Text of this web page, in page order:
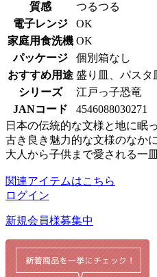
質感
つるつる
電子レンジ
OK
家庭用食洗機 OK
パッケージ
個別箱なし
おすすめ用途 盛り皿、パスタ
シリーズ
江戸っ子恐竜
JANコード
4546088030271
日本の伝統的な文様と地に眠
古き良き魅力的な文様のなか
大人から子供まで愛される一皿
関連アイテムはこちら
ログイン
新規会員様募集中